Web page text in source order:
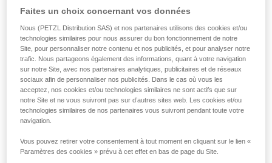
Faites un choix concernant vos données
Nous (PETZL Distribution SAS) et nos partenaires utilisons des cookies et/ou
technologies similaires pour nous assurer du bon fonctionnement de notre
Site, pour personnaliser notre contenu et nos publicités, et pour analyser notre
trafic. Nous partageons également des informations, quant à votre navigation
sur notre Site, avec nos partenaires analytiques, publicitaires et de réseaux
sociaux afin de personnaliser nos publicités. Dans le cas où vous les
acceptez, nos cookies et/ou technologies similaires ne sont actifs que sur
notre Site et ne vous suivront pas sur d’autres sites web. Les cookies et/ou
technologies similaires de nos partenaires vous suivront pendant toute votre
navigation.
Vous pouvez retirer votre consentement à tout moment en cliquant sur le lien «
Paramètres des cookies » prévu à cet effet en bas de page du Site.